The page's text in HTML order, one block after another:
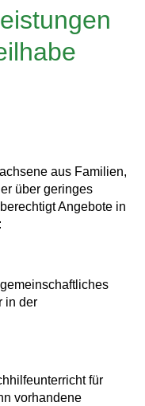
aus Familien,
über geringes
Angebote in
in der
für
vorhandene